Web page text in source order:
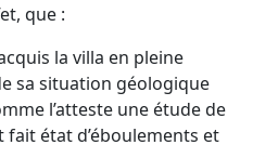
que :
la villa en pleine
sa situation géologique
l’atteste une étude de
fait état d’éboulements et